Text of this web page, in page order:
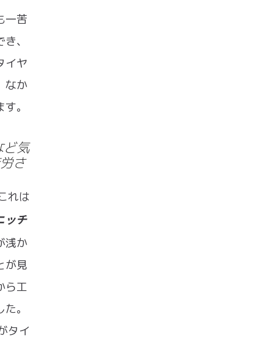
一苦
、
イヤ
なか
。
ど気
さ
れは
ッチ
浅か
が見
ら工
。
タイ